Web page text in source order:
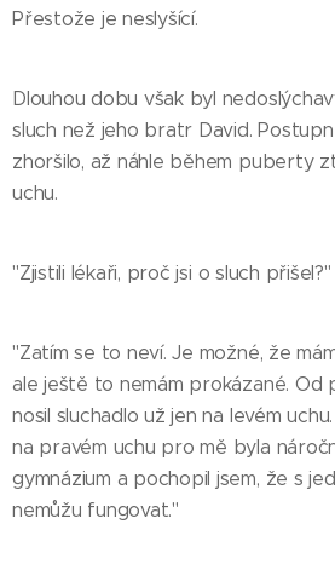
Přestože je neslyšící.
Dlouhou dobu však byl
sluch než jeho bratr David.
zhoršilo, až náhle během puberty
uchu.
"Zjistili lékaři, proč jsi o sluch přišel?"
"Zatím se to neví. Je možné, že
ale ještě to nemám prokázané.
nosil sluchadlo už jen na levém
na pravém uchu pro mě byla
gymnázium a pochopil jsem, že s
nemůžu fungovat."